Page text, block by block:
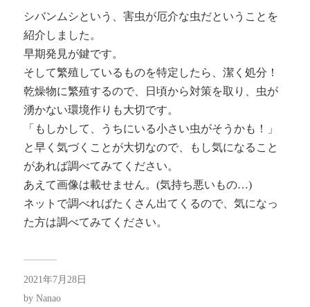
シバンムシという、害虫が厄介な虫だということを
紹介しました。
早期発見が鍵です。
そして繁殖しているものを特定したら、潔く処分！
乾燥物に繁殖するので、日頃から対策を取り、虫が
湧かない環境作りも大切です。
「もしかして、うちにいる小さい虫がそうかも！」
と早く気づくことが大切なので、もし気になること
があれば調べてみてください。
あえて画像は載せません。(気持ち悪いもの…)
ネットで調べればたくさん出てくるので、気になっ
た方は調べてみてください。
2021年7月28日
by Nanao